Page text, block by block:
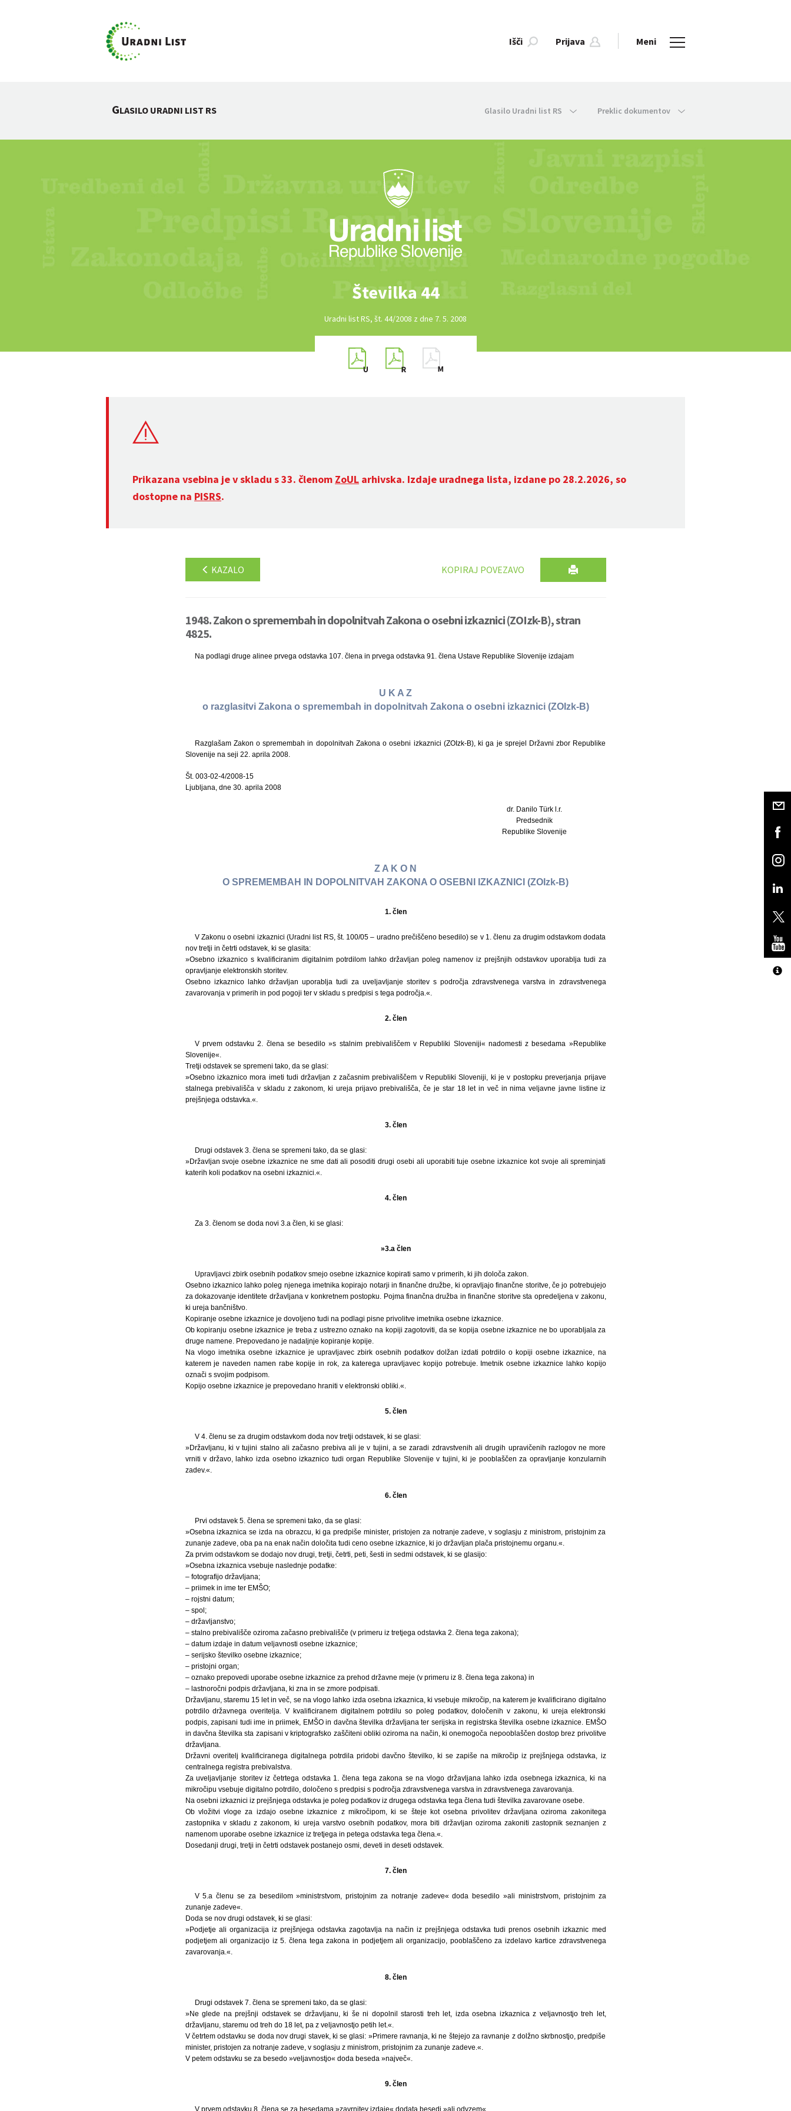
Išči Prijava Meni
GLASILO URADNI LIST RS Glasilo Uradni list RS Preklic dokumentov
Številka 44
Uradni list RS, št. 44/2008 z dne 7. 5. 2008
Prikazana vsebina je v skladu s 33. členom ZoUL arhivska. Izdaje uradnega lista, izdane po 28.2.2026, so
dostopne na PISRS.
KAZALO KOPIRAJ POVEZAVO
1948. Zakon o spremembah in dopolnitvah Zakona o osebni izkaznici (ZOIzk-B), stran
4825.
Na podlagi druge alinee prvega odstavka 107. člena in prvega odstavka 91. člena Ustave Republike Slovenije izdajam
U K A Z
o razglasitvi Zakona o spremembah in dopolnitvah Zakona o osebni izkaznici (ZOIzk-B)
Razglašam Zakon o spremembah in dopolnitvah Zakona o osebni izkaznici (ZOIzk-B), ki ga je sprejel Državni zbor Republike
Slovenije na seji 22. aprila 2008.
Št. 003-02-4/2008-15
Ljubljana, dne 30. aprila 2008
dr. Danilo Türk l.r.
Predsednik
Republike Slovenije
Z A K O N
O SPREMEMBAH IN DOPOLNITVAH ZAKONA O OSEBNI IZKAZNICI (ZOIzk-B)
1. člen
V Zakonu o osebni izkaznici (Uradni list RS, št. 100/05 – uradno prečiščeno besedilo) se v 1. členu za drugim odstavkom dodata
nov tretji in četrti odstavek, ki se glasita:
»Osebno izkaznico s kvalificiranim digitalnim potrdilom lahko državljan poleg namenov iz prejšnjih odstavkov uporablja tudi za
opravljanje elektronskih storitev.
Osebno izkaznico lahko državljan uporablja tudi za uveljavljanje storitev s področja zdravstvenega varstva in zdravstvenega
zavarovanja v primerih in pod pogoji ter v skladu s predpisi s tega področja.«.
2. člen
V prvem odstavku 2. člena se besedilo »s stalnim prebivališčem v Republiki Sloveniji« nadomesti z besedama »Republike
Slovenije«.
Tretji odstavek se spremeni tako, da se glasi:
»Osebno izkaznico mora imeti tudi državljan z začasnim prebivališčem v Republiki Sloveniji, ki je v postopku preverjanja prijave
stalnega prebivališča v skladu z zakonom, ki ureja prijavo prebivališča, če je star 18 let in več in nima veljavne javne listine iz
prejšnjega odstavka.«.
3. člen
Drugi odstavek 3. člena se spremeni tako, da se glasi:
»Državljan svoje osebne izkaznice ne sme dati ali posoditi drugi osebi ali uporabiti tuje osebne izkaznice kot svoje ali spreminjati
katerih koli podatkov na osebni izkaznici.«.
4. člen
Za 3. členom se doda novi 3.a člen, ki se glasi:
»3.a člen
Upravljavci zbirk osebnih podatkov smejo osebne izkaznice kopirati samo v primerih, ki jih določa zakon.
Osebno izkaznico lahko poleg njenega imetnika kopirajo notarji in finančne družbe, ki opravljajo finančne storitve, če jo potrebujejo
za dokazovanje identitete državljana v konkretnem postopku. Pojma finančna družba in finančne storitve sta opredeljena v zakonu,
ki ureja bančništvo.
Kopiranje osebne izkaznice je dovoljeno tudi na podlagi pisne privolitve imetnika osebne izkaznice.
Ob kopiranju osebne izkaznice je treba z ustrezno oznako na kopiji zagotoviti, da se kopija osebne izkaznice ne bo uporabljala za
druge namene. Prepovedano je nadaljnje kopiranje kopije.
Na vlogo imetnika osebne izkaznice je upravljavec zbirk osebnih podatkov dolžan izdati potrdilo o kopiji osebne izkaznice, na
katerem je naveden namen rabe kopije in rok, za katerega upravljavec kopijo potrebuje. Imetnik osebne izkaznice lahko kopijo
označi s svojim podpisom.
Kopijo osebne izkaznice je prepovedano hraniti v elektronski obliki.«.
5. člen
V 4. členu se za drugim odstavkom doda nov tretji odstavek, ki se glasi:
»Državljanu, ki v tujini stalno ali začasno prebiva ali je v tujini, a se zaradi zdravstvenih ali drugih upravičenih razlogov ne more
vrniti v državo, lahko izda osebno izkaznico tudi organ Republike Slovenije v tujini, ki je pooblaščen za opravljanje konzularnih
zadev.«.
6. člen
Prvi odstavek 5. člena se spremeni tako, da se glasi:
»Osebna izkaznica se izda na obrazcu, ki ga predpiše minister, pristojen za notranje zadeve, v soglasju z ministrom, pristojnim za
zunanje zadeve, oba pa na enak način določita tudi ceno osebne izkaznice, ki jo državljan plača pristojnemu organu.«.
Za prvim odstavkom se dodajo nov drugi, tretji, četrti, peti, šesti in sedmi odstavek, ki se glasijo:
»Osebna izkaznica vsebuje naslednje podatke:
– fotografijo državljana;
– priimek in ime ter EMŠO;
– rojstni datum;
– spol;
– državljanstvo;
– stalno prebivališče oziroma začasno prebivališče (v primeru iz tretjega odstavka 2. člena tega zakona);
– datum izdaje in datum veljavnosti osebne izkaznice;
– serijsko številko osebne izkaznice;
– pristojni organ;
– oznako prepovedi uporabe osebne izkaznice za prehod državne meje (v primeru iz 8. člena tega zakona) in
– lastnoročni podpis državljana, ki zna in se zmore podpisati.
Državljanu, staremu 15 let in več, se na vlogo lahko izda osebna izkaznica, ki vsebuje mikročip, na katerem je kvalificirano digitalno
potrdilo državnega overitelja. V kvalificiranem digitalnem potrdilu so poleg podatkov, določenih v zakonu, ki ureja elektronski
podpis, zapisani tudi ime in priimek, EMŠO in davčna številka državljana ter serijska in registrska številka osebne izkaznice. EMŠO
in davčna številka sta zapisani v kriptografsko zaščiteni obliki oziroma na način, ki onemogoča nepooblaščen dostop brez privolitve
državljana.
Državni overitelj kvalificiranega digitalnega potrdila pridobi davčno številko, ki se zapiše na mikročip iz prejšnjega odstavka, iz
centralnega registra prebivalstva.
Za uveljavljanje storitev iz četrtega odstavka 1. člena tega zakona se na vlogo državljana lahko izda osebnega izkaznica, ki na
mikročipu vsebuje digitalno potrdilo, določeno s predpisi s področja zdravstvenega varstva in zdravstvenega zavarovanja.
Na osebni izkaznici iz prejšnjega odstavka je poleg podatkov iz drugega odstavka tega člena tudi številka zavarovane osebe.
Ob vložitvi vloge za izdajo osebne izkaznice z mikročipom, ki se šteje kot osebna privolitev državljana oziroma zakonitega
zastopnika v skladu z zakonom, ki ureja varstvo osebnih podatkov, mora biti državljan oziroma zakoniti zastopnik seznanjen z
namenom uporabe osebne izkaznice iz tretjega in petega odstavka tega člena.«.
Dosedanji drugi, tretji in četrti odstavek postanejo osmi, deveti in deseti odstavek.
7. člen
V 5.a členu se za besedilom »ministrstvom, pristojnim za notranje zadeve« doda besedilo »ali ministrstvom, pristojnim za
zunanje zadeve«.
Doda se nov drugi odstavek, ki se glasi:
»Podjetje ali organizacija iz prejšnjega odstavka zagotavlja na način iz prejšnjega odstavka tudi prenos osebnih izkaznic med
podjetjem ali organizacijo iz 5. člena tega zakona in podjetjem ali organizacijo, pooblaščeno za izdelavo kartice zdravstvenega
zavarovanja.«.
8. člen
Drugi odstavek 7. člena se spremeni tako, da se glasi:
»Ne glede na prejšnji odstavek se državljanu, ki še ni dopolnil starosti treh let, izda osebna izkaznica z veljavnostjo treh let,
državljanu, staremu od treh do 18 let, pa z veljavnostjo petih let.«.
V četrtem odstavku se doda nov drugi stavek, ki se glasi: »Primere ravnanja, ki ne štejejo za ravnanje z dolžno skrbnostjo, predpiše
minister, pristojen za notranje zadeve, v soglasju z ministrom, pristojnim za zunanje zadeve.«.
V petem odstavku se za besedo »veljavnostjo« doda beseda »največ«.
9. člen
V prvem odstavku 8. člena se za besedama »zavrnitev izdaje« dodata besedi »ali odvzem«.